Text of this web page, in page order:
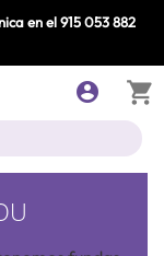
en el915 053 882
shopping_cart
